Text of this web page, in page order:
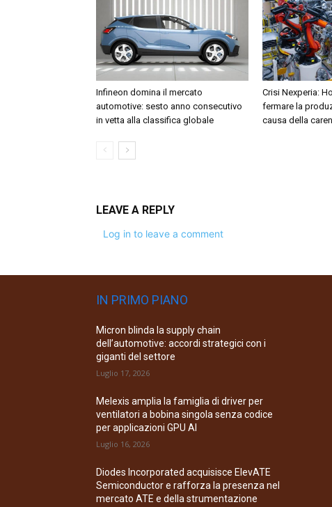
Infineon domina il mercato
automotive: sesto anno consecutivo
in vetta alla classifica globale
Crisi Nexperia:
fermare la
causa della
LEAVE A REPLY
Log in to leave a comment
IN PRIMO PIANO
Micron blinda la supply chain
dell’automotive: accordi strategici con i
giganti del settore
Luglio 17, 2026
Melexis amplia la famiglia di driver per
ventilatori a bobina singola senza codice
per applicazioni GPU AI
Luglio 16, 2026
Diodes Incorporated acquisisce ElevATE
Semiconductor e rafforza la presenza nel
mercato ATE e della strumentazione